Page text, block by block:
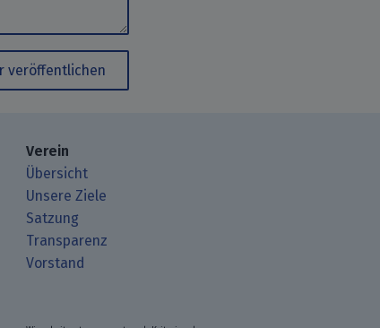
veröffentlichen
Verein
Übersicht
Unsere Ziele
Satzung
Transparenz
Vorstand